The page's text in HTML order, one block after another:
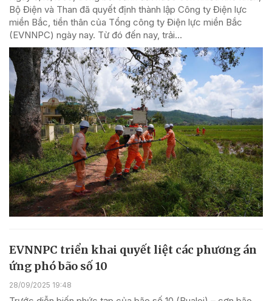
Bộ Điện và Than đã quyết định thành lập Công ty Điện lực
miền Bắc, tiền thân của Tổng công ty Điện lực miền Bắc
(EVNNPC) ngày nay. Từ đó đến nay, trải...
EVNNPC triển khai quyết liệt các phương án
ứng phó bão số 10
28/09/2025 19:48